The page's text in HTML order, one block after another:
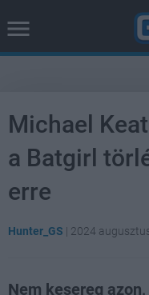
Michael
a Batgirl
erre
Hunter_GS | 2024
Nem kesereg